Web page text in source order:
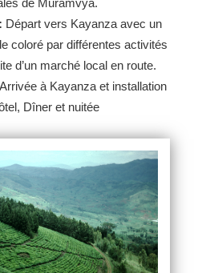
de Muramvya.
Départ vers Kayanza avec un
coloré par différentes activités
d’un marché local en route.
à Kayanza et installation
Dîner et nuitée